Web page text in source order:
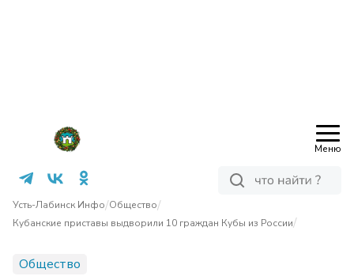
Меню
Усть-Лабинск Инфо/Общество/
Кубанские приставы выдворили 10 граждан Кубы из России/
Общество